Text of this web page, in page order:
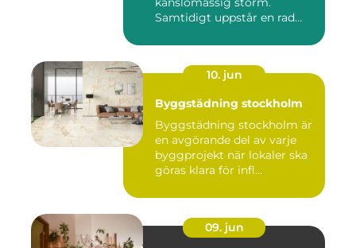
Samtidigt uppstår en rad
10. jun
Byggstädning stockholm
Byggstädning stockholm är
en avgörande del av varje
byggprojekt när lokaler ska
göras klara för infl...
09. jun